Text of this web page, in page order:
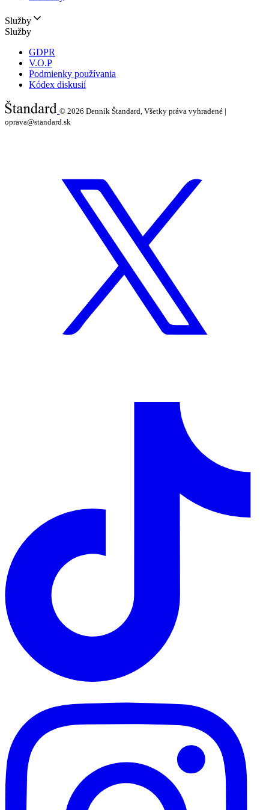
Služby
Služby
GDPR
V.O.P
Podmienky používania
Kódex diskusií
© 2026 Denník Štandard, Všetky práva vyhradené |
oprava@standard.sk